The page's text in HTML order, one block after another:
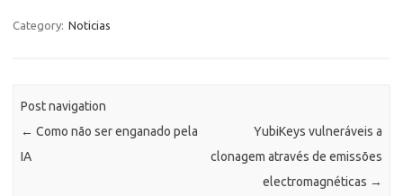
Category: Noticias
Post navigation
← Como não ser enganado pela
IA
YubiKeys vulneráveis a
clonagem através de emissões
electromagnéticas →